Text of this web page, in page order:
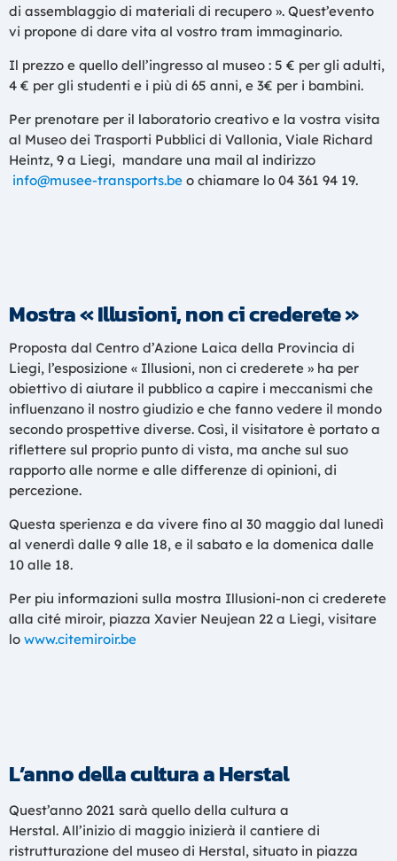
di assemblaggio di materiali di recupero ». Quest’evento
vi propone di dare vita al vostro tram immaginario.
Il prezzo e quello dell’ingresso al museo : 5 € per gli adulti,
4 € per gli studenti e i più di 65 anni, e 3€ per i bambini.
Per prenotare per il laboratorio creativo e la vostra visita
al Museo dei Trasporti Pubblici di Vallonia, Viale Richard
Heintz, 9 a Liegi, mandare una mail al indirizzo
info@musee-transports.be o chiamare lo 04 361 94 19.
Mostra « Illusioni, non ci crederete »
Proposta dal Centro d’Azione Laica della Provincia di
Liegi, l’esposizione « Illusioni, non ci crederete » ha per
obiettivo di aiutare il pubblico a capire i meccanismi che
influenzano il nostro giudizio e che fanno vedere il mondo
secondo prospettive diverse. Così, il visitatore è portato a
riflettere sul proprio punto di vista, ma anche sul suo
rapporto alle norme e alle differenze di opinioni, di
percezione.
Questa sperienza e da vivere fino al 30 maggio dal lunedì
al venerdì dalle 9 alle 18, e il sabato e la domenica dalle
10 alle 18.
Per piu informazioni sulla mostra Illusioni-non ci crederete
alla cité miroir, piazza Xavier Neujean 22 a Liegi, visitare
lo www.citemiroir.be
L’anno della cultura a Herstal
Quest’anno 2021 sarà quello della cultura a
Herstal. All’inizio di maggio inizierà il cantiere di
ristrutturazione del museo di Herstal, situato in piazza